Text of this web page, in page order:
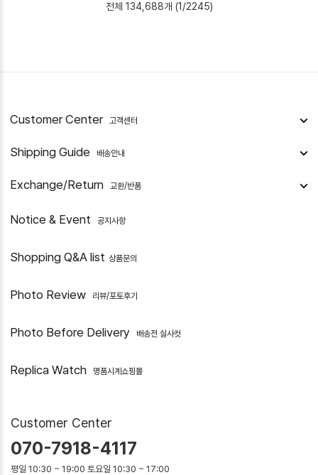
전체 134,688개 (1/2245)
Customer Center 고객센터
Shipping Guide 배송안내
Exchange/Return 교환/반품
Notice & Event 공지사항
Shopping Q&A list 상품문의
Photo Review 리뷰/포토후기
Photo Before Delivery 배송전 실사컷
Replica Watch 명품시계쇼핑몰
Customer Center
070-7918-4117
평일 10:30 ~ 19:00 토요일 10:30 ~ 17:00